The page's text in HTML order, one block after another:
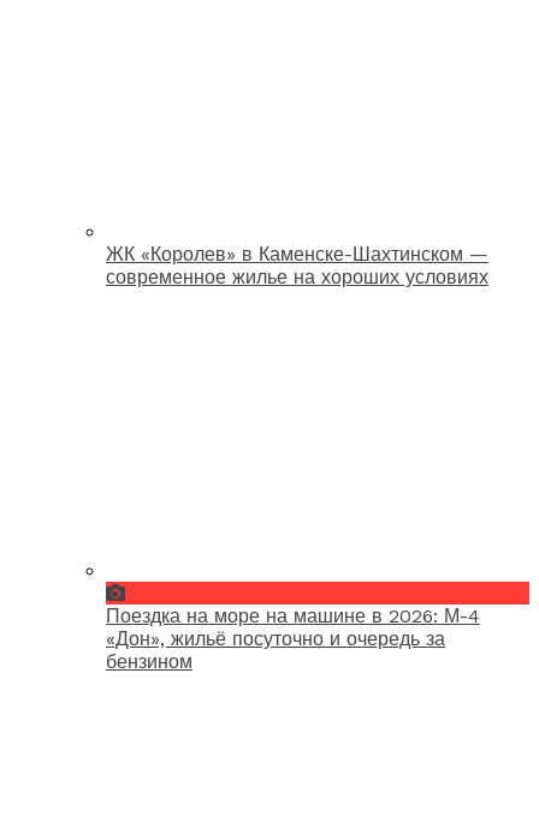
ЖК «Королев» в Каменске-Шахтинском —
современное жилье на хороших условиях
Поездка на море на машине в 2026: М-4
«Дон», жильё посуточно и очередь за
бензином